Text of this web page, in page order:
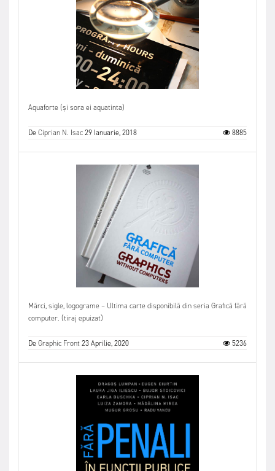
Aquaforte (și sora ei aquatinta)
DeCiprian N. Isac29 Ianuarie, 2018 8885
Mărci, sigle, logograme – Ultima carte disponibilă din seria Grafică fără
computer. (tiraj epuizat)
DeGraphic Front23 Aprilie, 2020 5236